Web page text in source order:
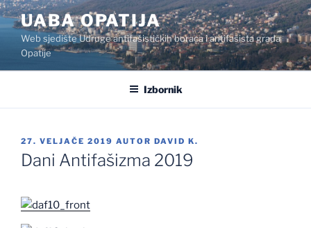
Preskoči
sadržaj
UABA OPATIJA
Web sjedište Udruge antifašističkih boraca i antifašista grada
Opatije
Izbornik
OBJAVLJENO
27. VELJAČE 2019 AUTOR DAVID K.
Dani Antifašizma 2019